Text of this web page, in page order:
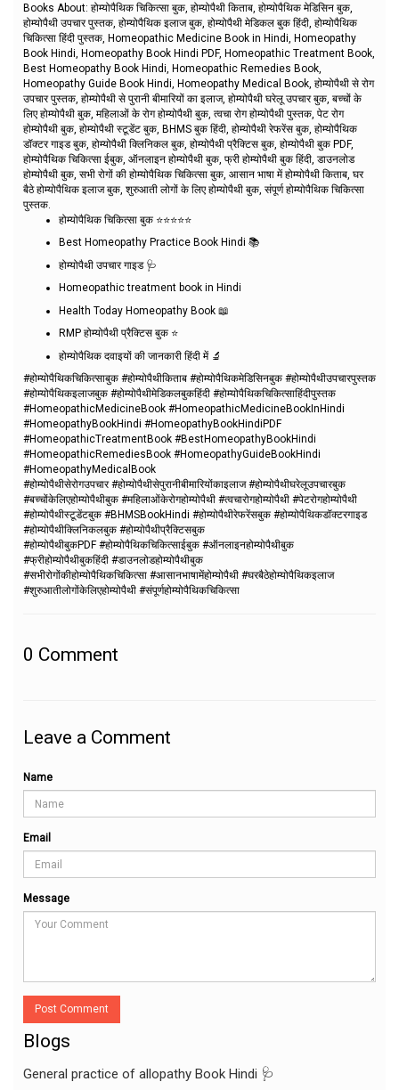
Books About: होम्योपैथिक चिकित्सा बुक, होम्योपैथी किताब, होम्योपैथिक मेडिसिन बुक,
होम्योपैथी उपचार पुस्तक, होम्योपैथिक इलाज बुक, होम्योपैथी मेडिकल बुक हिंदी, होम्योपैथिक
चिकित्सा हिंदी पुस्तक, Homeopathic Medicine Book in Hindi, Homeopathy
Book Hindi, Homeopathy Book Hindi PDF, Homeopathic Treatment Book,
Best Homeopathy Book Hindi, Homeopathic Remedies Book,
Homeopathy Guide Book Hindi, Homeopathy Medical Book, होम्योपैथी से रोग
उपचार पुस्तक, होम्योपैथी से पुरानी बीमारियों का इलाज, होम्योपैथी घरेलू उपचार बुक, बच्चों के
लिए होम्योपैथी बुक, महिलाओं के रोग होम्योपैथी बुक, त्वचा रोग होम्योपैथी पुस्तक, पेट रोग
होम्योपैथी बुक, होम्योपैथी स्टूडेंट बुक, BHMS बुक हिंदी, होम्योपैथी रेफरेंस बुक, होम्योपैथिक
डॉक्टर गाइड बुक, होम्योपैथी क्लिनिकल बुक, होम्योपैथी प्रैक्टिस बुक, होम्योपैथी बुक PDF,
होम्योपैथिक चिकित्सा ईबुक, ऑनलाइन होम्योपैथी बुक, फ्री होम्योपैथी बुक हिंदी, डाउनलोड
होम्योपैथी बुक, सभी रोगों की होम्योपैथिक चिकित्सा बुक, आसान भाषा में होम्योपैथी किताब, घर
बैठे होम्योपैथिक इलाज बुक, शुरुआती लोगों के लिए होम्योपैथी बुक, संपूर्ण होम्योपैथिक चिकित्सा
पुस्तक.
होम्योपैथिक चिकित्सा बुक ⭐⭐⭐⭐⭐
Best Homeopathy Practice Book Hindi 📚
होम्योपैथी उपचार गाइड 🩺
Homeopathic treatment book in Hindi
Health Today Homeopathy Book 📖
RMP होम्योपैथी प्रैक्टिस बुक ⭐
होम्योपैथिक दवाइयों की जानकारी हिंदी में 🔬
#होम्योपैथिकचिकित्साबुक #होम्योपैथीकिताब #होम्योपैथिकमेडिसिनबुक #होम्योपैथीउपचारपुस्तक
#होम्योपैथिकइलाजबुक #होम्योपैथीमेडिकलबुकहिंदी #होम्योपैथिकचिकित्साहिंदीपुस्तक
#HomeopathicMedicineBook #HomeopathicMedicineBookInHindi
#HomeopathyBookHindi #HomeopathyBookHindiPDF
#HomeopathicTreatmentBook #BestHomeopathyBookHindi
#HomeopathicRemediesBook #HomeopathyGuideBookHindi
#HomeopathyMedicalBook
#होम्योपैथीसेरोगउपचार #होम्योपैथीसेपुरानीबीमारियोंकाइलाज #होम्योपैथीघरेलूउपचारबुक
#बच्चोंकेलिएहोम्योपैथीबुक #महिलाओंकेरोगहोम्योपैथी #त्वचारोगहोम्योपैथी #पेटरोगहोम्योपैथी
#होम्योपैथीस्टूडेंटबुक #BHMSBookHindi #होम्योपैथीरेफरेंसबुक #होम्योपैथिकडॉक्टरगाइड
#होम्योपैथीक्लिनिकलबुक #होम्योपैथीप्रैक्टिसबुक
#होम्योपैथीबुकPDF #होम्योपैथिकचिकित्साईबुक #ऑनलाइनहोम्योपैथीबुक
#फ्रीहोम्योपैथीबुकहिंदी #डाउनलोडहोम्योपैथीबुक
#सभीरोगोंकीहोम्योपैथिकचिकित्सा #आसानभाषामेंहोम्योपैथी #घरबैठेहोम्योपैथिकइलाज
#शुरुआतीलोगोंकेलिएहोम्योपैथी #संपूर्णहोम्योपैथिकचिकित्सा
0 Comment
Leave a Comment
Name
Email
Message
Post Comment
Blogs
General practice of allopathy Book Hindi 🩺